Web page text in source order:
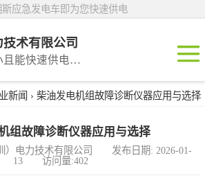
应急发电车即为您快速供电
术有限公司
满足噪声低、油耗小且能快速供电的租赁产品
新闻 › 柴油发电机组故障诊断仪器应用与选择
组故障诊断仪器应用与选择
）电力技术有限公司 发布日期: 2026-01-
13 访问量:402